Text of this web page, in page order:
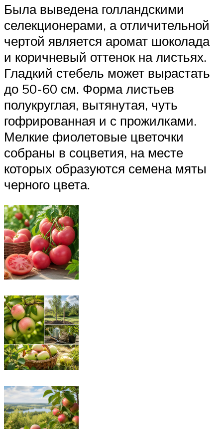
Была выведена голландскими
селекционерами, а отличительной
чертой является аромат шоколада
и коричневый оттенок на листьях.
Гладкий стебель может вырастать
до 50-60 см. Форма листьев
полукруглая, вытянутая, чуть
гофрированная и с прожилками.
Мелкие фиолетовые цветочки
собраны в соцветия, на месте
которых образуются семена мяты
черного цвета.